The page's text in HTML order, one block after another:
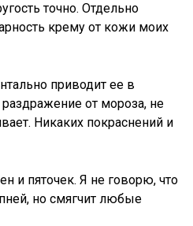
точно. Отдельно
крему от кожи моих
приводит ее в
от мороза, не
Никаких покраснений и
и пяточек. Я не говорю, что
но смягчит любые